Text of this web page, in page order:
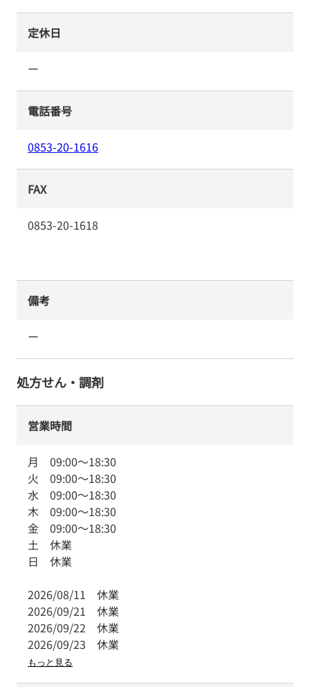
定休日
ー
電話番号
0853-20-1616
FAX
0853-20-1618
備考
ー
処方せん・調剤
営業時間
月 09:00～18:30
火 09:00～18:30
水 09:00～18:30
木 09:00～18:30
金 09:00～18:30
土 休業
日 休業
2026/08/11 休業
2026/09/21 休業
2026/09/22 休業
2026/09/23 休業
もっと見る